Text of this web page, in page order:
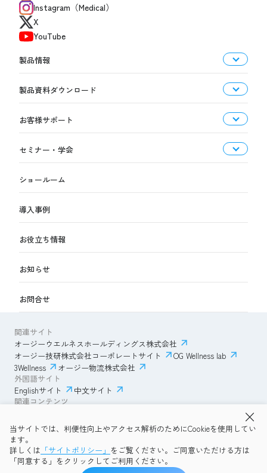
当サイトでは、利便性向上やアクセス解析のためにCookieを使用してい
ます。
詳しくは 「サイトポリシー」 をご覧ください。ご同意いただける方は
「同意する」をクリックしてご利用ください。
Instagram（Medical）
X
YouTube
製品情報
製品資料ダウンロード
お客様サポート
セミナー・学会
ショールーム
導入事例
お役立ち情報
お知らせ
お問合せ
関連サイト
オージーウエルネスホールディングス株式会社
オージー技研株式会社コーポレートサイト
OG Wellness lab
3Wellness
オージー物流株式会社
外国語サイト
Englishサイト
中文サイト
関連コンテンツ
透明性ガイドライン
プライバシーポリシー
OG Wellness会員規約
コミュニティガイドライン
サイトマップ
Copyright © 2026 OG Wellness Co., Ltd. All rights reserved.